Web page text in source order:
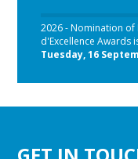
2026 - Nomination
d'Excellence Awards
Tuesday, 16